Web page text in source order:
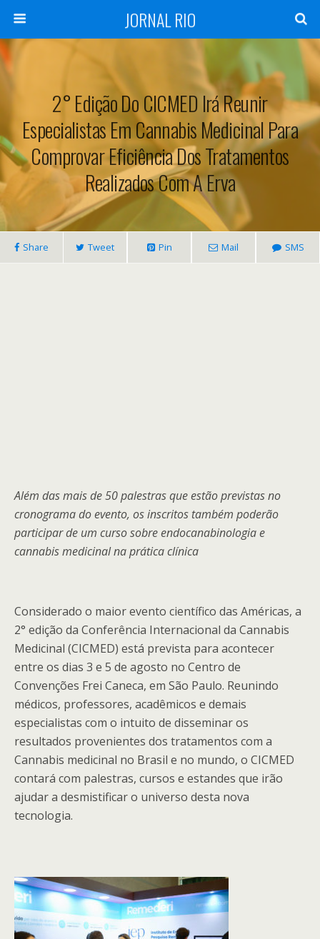
JORNAL RIO
2° Edição Do CICMED Irá Reunir
Especialistas Em Cannabis Medicinal Para
Comprovar Eficiência Dos Tratamentos
Realizados Com A Erva
Share Tweet Pin Mail SMS
Além das mais de 50 palestras que estão previstas no
cronograma do evento, os inscritos também poderão
participar de um curso sobre endocanabinologia e
cannabis medicinal na prática clínica
Considerado o maior evento científico das Américas, a
2° edição da Conferência Internacional da Cannabis
Medicinal (CICMED) está prevista para acontecer
entre os dias 3 e 5 de agosto no Centro de
Convenções Frei Caneca, em São Paulo. Reunindo
médicos, professores, acadêmicos e demais
especialistas com o intuito de disseminar os
resultados provenientes dos tratamentos com a
Cannabis medicinal no Brasil e no mundo, o CICMED
contará com palestras, cursos e estandes que irão
ajudar a desmistificar o universo desta nova
tecnologia.